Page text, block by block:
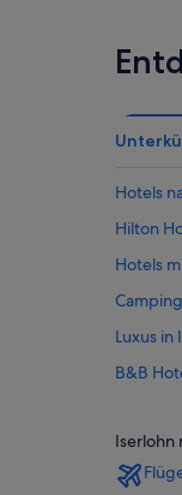
Hotels
Hilton
Hotels
Luxus in
B&B
Iserlohn
Iserlohn